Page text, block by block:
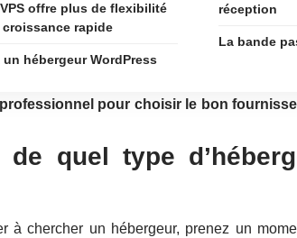
VPS offre plus de flexibilité
rapide
hébergeur WordPress
réception
La bande
pour choisir le bon
de quel type
à chercher un hébergeur, prenez un